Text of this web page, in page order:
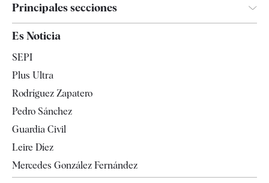
Principales secciones
España
Televisión
Es Noticia
SEPI
Plus Ultra
Rodríguez Zapatero
Pedro Sánchez
Guardia Civil
Leire Díez
Mercedes González Fernández